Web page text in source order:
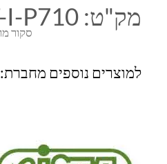
סקור
מק"ט: I-P710
למוצרים נוספים מחברת: